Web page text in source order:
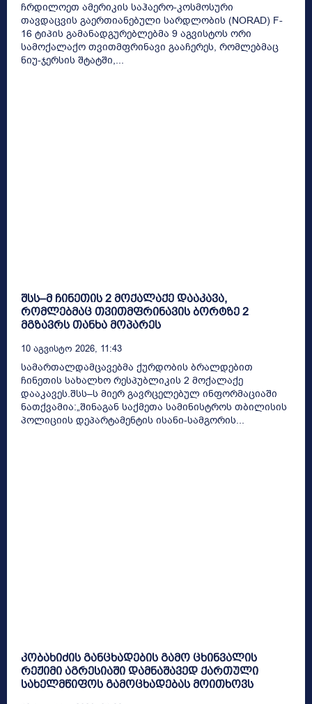
ჩრდილოეთ ამერიკის საჰაერო-კოსმოსური
თავდაცვის გაერთიანებული სარდლობის (NORAD) F-
16 ტიპის გამანადგურებლებმა 9 აგვისტოს ორი
სამოქალაქო თვითმფრინავი გააჩერეს, რომლებმაც
ნიუ-ჯერსის შტატში,...
შსს–მ ჩინეთის 2 მოქალაქე დააკავა,
რომლებმაც თვითმფრინავის ბორტზე 2
მგზავრს თანხა მოპარეს
10 Აგვისტო 2026, 11:43
სამართალდამცავებმა ქურდობის ბრალდებით
ჩინეთის სახალხო რესპუბლიკის 2 მოქალაქე
დააკავეს.შსს–ს მიერ გავრცელებულ ინფორმაციაში
ნათქვამია:„შინაგან საქმეთა სამინისტროს თბილისის
პოლიციის დეპარტამენტის ისანი-სამგორის...
კობახიძის განცხადების გამო ცხინვალის
რეჟიმი აგრესიაში დამნაშავედ ქართული
სახელმწიფოს გამოცხადებას მოითხოვს